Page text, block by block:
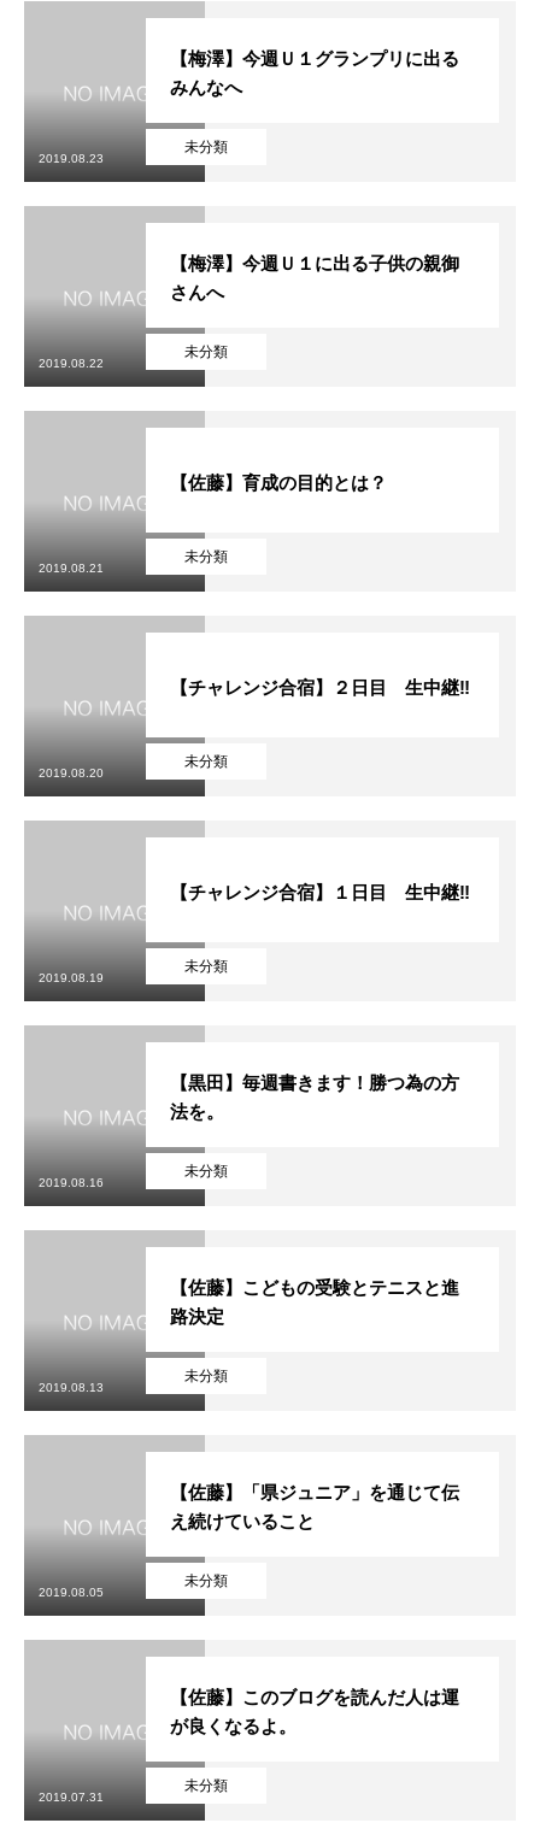
未分類
【梅澤】今週Ｕ１グランプリに出る
みんなへ
2019.08.23
未分類
【梅澤】今週Ｕ１に出る子供の親御
さんへ
2019.08.22
未分類
【佐藤】育成の目的とは？
2019.08.21
未分類
【チャレンジ合宿】２日目 生中継‼
2019.08.20
未分類
【チャレンジ合宿】１日目 生中継‼︎
2019.08.19
未分類
【黒田】毎週書きます！勝つ為の方
法を。
2019.08.16
未分類
【佐藤】こどもの受験とテニスと進
路決定
2019.08.13
未分類
【佐藤】「県ジュニア」を通じて伝
え続けていること
2019.08.05
未分類
【佐藤】このブログを読んだ人は運
が良くなるよ。
2019.07.31